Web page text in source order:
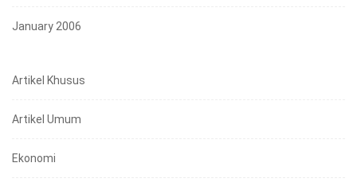
January 2006
Artikel Khusus
Artikel Umum
Ekonomi